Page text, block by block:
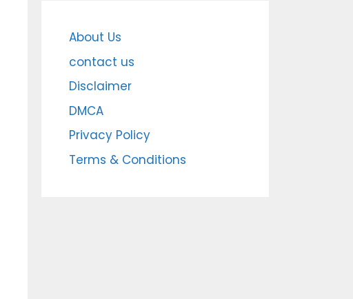
About Us
contact us
Disclaimer
DMCA
Privacy Policy
Terms & Conditions